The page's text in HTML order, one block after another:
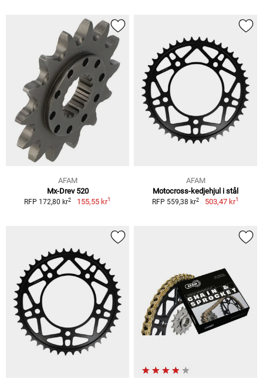
AFAM
Mx-Drev 520
RFP 172,80 kr2 155,55 kr1
AFAM
Motocross-kedjehjul i stål
RFP 559,38 kr2 503,47 kr1